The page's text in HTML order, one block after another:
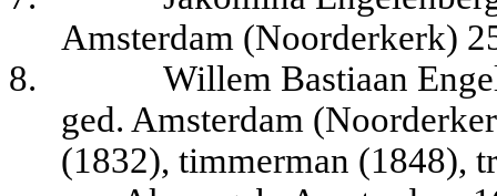
Amsterdam (Noorderkerk)
8.
Willem Bastiaan
ged. Amsterdam
(1832), timmerman (1848),